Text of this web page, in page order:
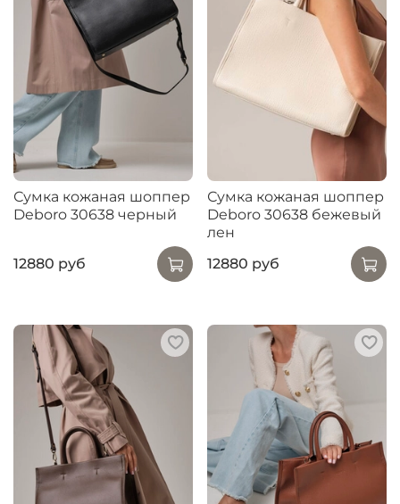
Сумка кожаная шоппер
Deboro 30638 черный
12880 руб
Сумка кожаная шоппер
Deboro 30638 бежевый
лен
12880 руб